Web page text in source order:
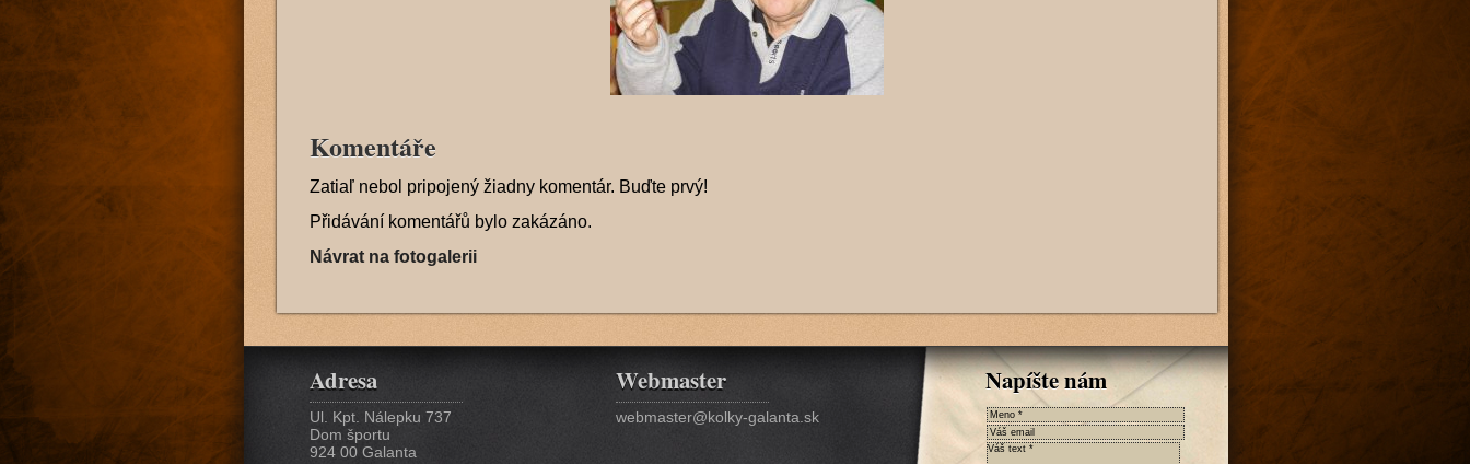
Komentáře
Zatiaľ nebol pripojený žiadny komentár. Buďte prvý!
Přidávání komentářů bylo zakázáno.
Návrat na fotogalerii
Adresa
Ul. Kpt. Nálepku 737
Dom športu
924 00 Galanta
Webmaster
webmaster@kolky-galanta.sk
Napíšte nám